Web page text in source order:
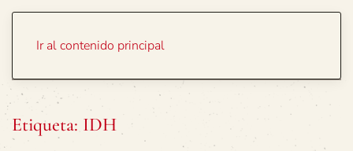
Ir al contenido principal
Etiqueta: IDH